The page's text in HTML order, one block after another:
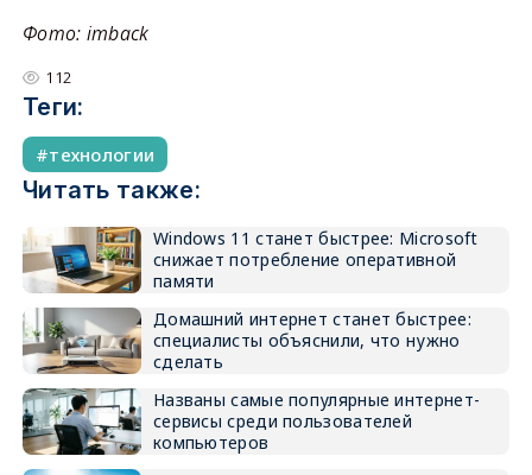
Фото: imback
112
Теги:
технологии
Читать также:
Windows 11 станет быстрее: Microsoft
снижает потребление оперативной
памяти
Домашний интернет станет быстрее:
специалисты объяснили, что нужно
сделать
Названы самые популярные интернет-
сервисы среди пользователей
компьютеров